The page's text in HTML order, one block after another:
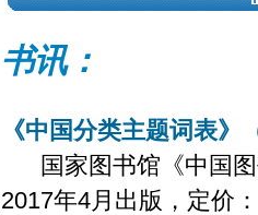
书讯：
《中国分类主题词表》
国家图书馆《中国图
2017年4月出版，定价